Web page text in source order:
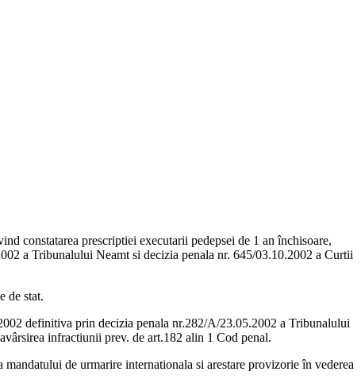
constatarea prescriptiei executarii pedepsei de 1 an închisoare,
a Tribunalului Neamt si decizia penala nr. 645/03.10.2002 a Curtii
de stat.
definitiva prin decizia penala nr.282/A/23.05.2002 a Tribunalului
infractiunii prev. de art.182 alin 1 Cod penal.
de urmarire internationala si arestare provizorie în vederea